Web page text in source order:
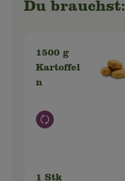
Du brauchst:
1500 g
Kartoffel
n
Auswahl ändern
1 Stk